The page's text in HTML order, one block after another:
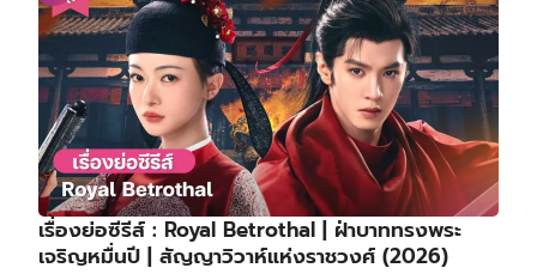
เรื่องย่อซีรีส์ : Royal Betrothal | ฝ่าบาททรงพระ
เจริญหมื่นปี | สัญญาวิวาห์แห่งราชวงศ์ (2026)